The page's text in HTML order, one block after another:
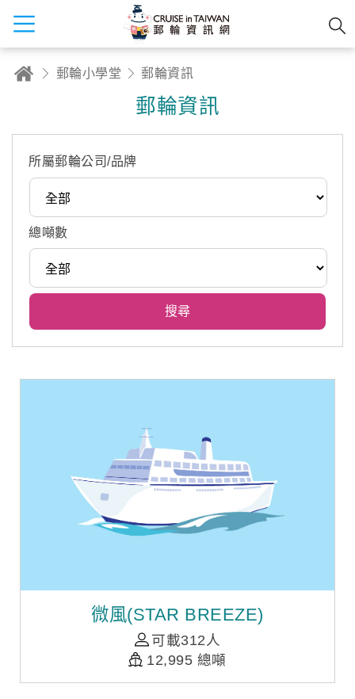
郵輪小學堂 郵輪資訊
郵輪資訊
所屬郵輪公司/品牌
總噸數
微風(STAR BREEZE)
可載312人
12,995 總噸